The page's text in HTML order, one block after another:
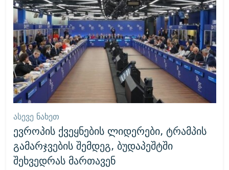
ᲐᲡᲔᲕᲔ ᲜᲐᲮᲔᲗ
ევროპის ქვეყნების ლიდერები, ტრამპის
გამარჯვების შემდეგ, ბუდაპეშტში
შეხვედრას მართავენ